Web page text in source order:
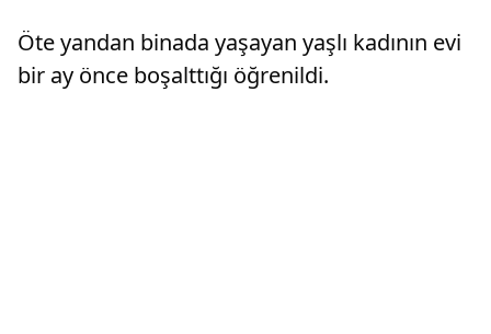
Öte yandan binada yaşayan yaşlı kadının evi
bir ay önce boşalttığı öğrenildi.